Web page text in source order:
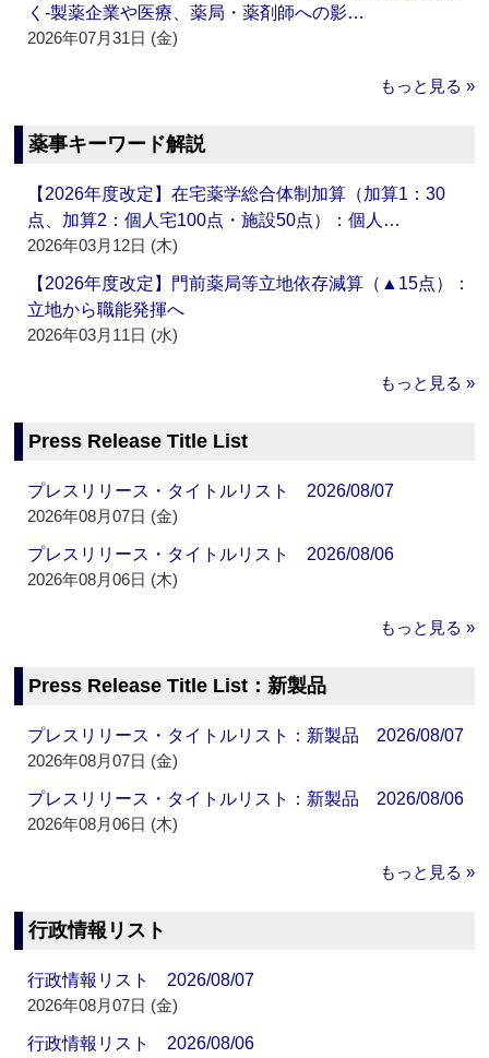
く‐製薬企業や医療、薬局・薬剤師への影…
2026年07月31日 (金)
もっと見る »
薬事キーワード解説
【2026年度改定】在宅薬学総合体制加算（加算1：30
点、加算2：個人宅100点・施設50点）：個人…
2026年03月12日 (木)
【2026年度改定】門前薬局等立地依存減算（▲15点）：
立地から職能発揮へ
2026年03月11日 (水)
もっと見る »
Press Release Title List
プレスリリース・タイトルリスト 2026/08/07
2026年08月07日 (金)
プレスリリース・タイトルリスト 2026/08/06
2026年08月06日 (木)
もっと見る »
Press Release Title List：新製品
プレスリリース・タイトルリスト：新製品 2026/08/07
2026年08月07日 (金)
プレスリリース・タイトルリスト：新製品 2026/08/06
2026年08月06日 (木)
もっと見る »
行政情報リスト
行政情報リスト 2026/08/07
2026年08月07日 (金)
行政情報リスト 2026/08/06